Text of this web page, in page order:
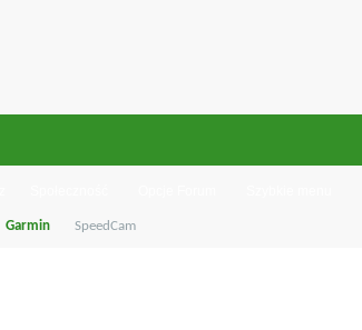
Garmin SpeedCam